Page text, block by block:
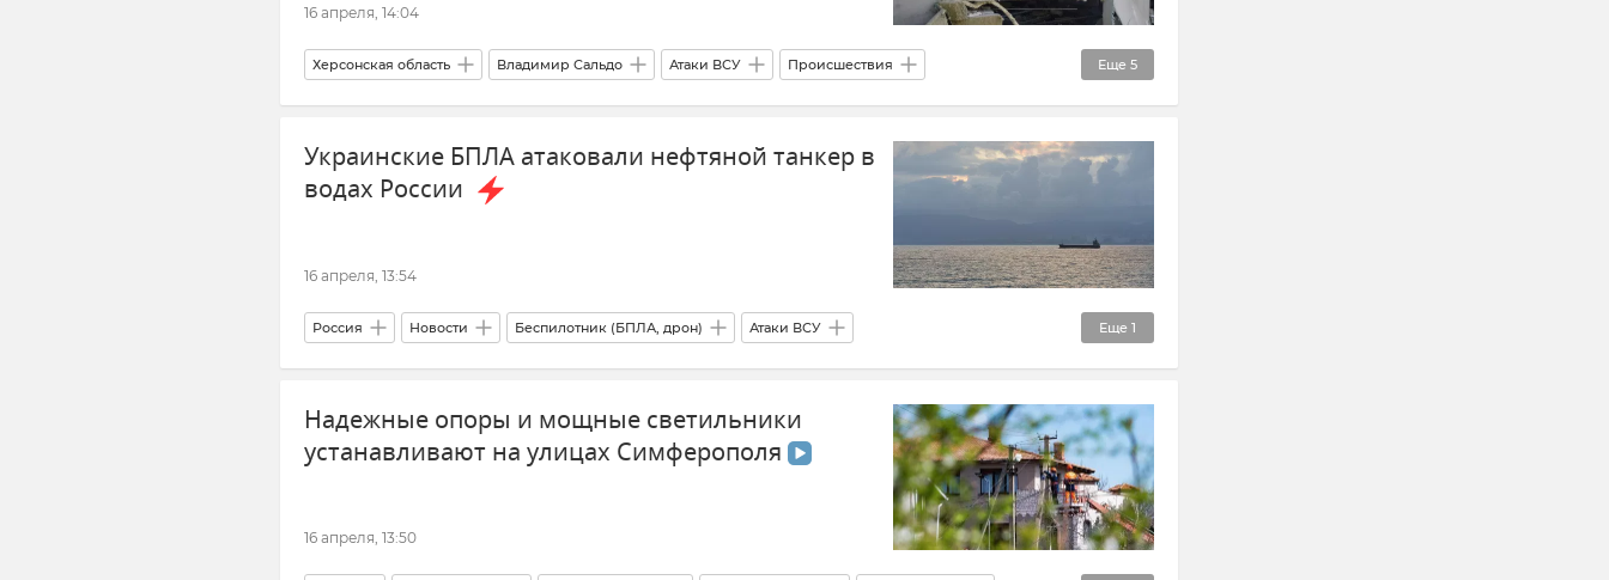
16 апреля, 14:04
Еще 5
Херсонская область Владимир Сальдо Атаки ВСУ Происшествия
Беспилотник (БПЛА, дрон) Обстрелы ВСУ Новые регионы России Новости СВО
Новости
Украинские БПЛА атаковали нефтяной танкер в
водах России
16 апреля, 13:54
Еще 1
Россия Новости Беспилотник (БПЛА, дрон) Атаки ВСУ
СК РФ (Следственный комитет Российской Федерации)
Надежные опоры и мощные светильники
устанавливают на улицах Симферополя
16 апреля, 13:50